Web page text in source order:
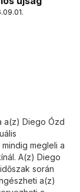
a(z) Diego Ózd
megleli a
A(z) Diego
során
a(z)